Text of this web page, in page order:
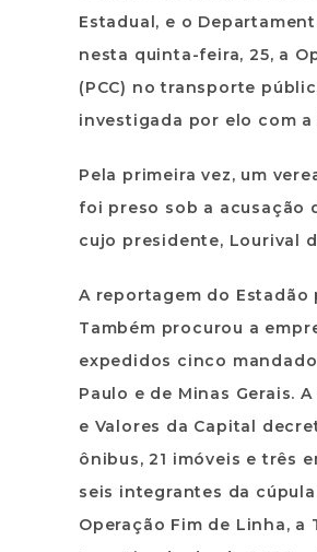
Estadual, e o
nesta quinta-feira, 25, a
(PCC) no transporte
investigada por elo com a
Pela primeira vez, um
foi preso sob a acusação
cujo presidente, Lourival
A reportagem do
Também procurou a
expedidos cinco
Paulo e de Minas Gerais.
e Valores da Capital
ônibus, 21 imóveis e três
seis integrantes da
Operação Fim de Linha,